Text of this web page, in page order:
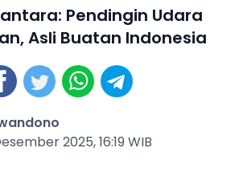
Pendingin Udara
Asli Buatan Indonesia
2025, 16:19 WIB